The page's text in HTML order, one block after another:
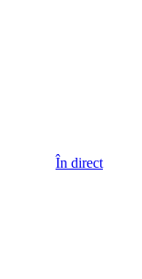
În direct